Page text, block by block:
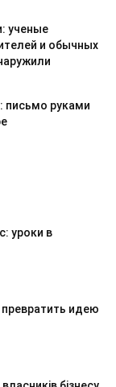
ученые
и обычных
письмо руками
уроки в
идею